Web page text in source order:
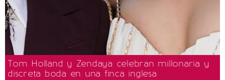
Tom Holland y Zendaya celebran millonaria y
discreta boda en una finca inglesa